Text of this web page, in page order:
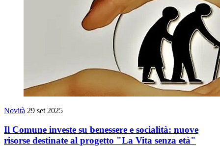
Novità 29 set 2025
Il Comune investe su benessere e socialità: nuove
risorse destinate al progetto "La Vita senza età"